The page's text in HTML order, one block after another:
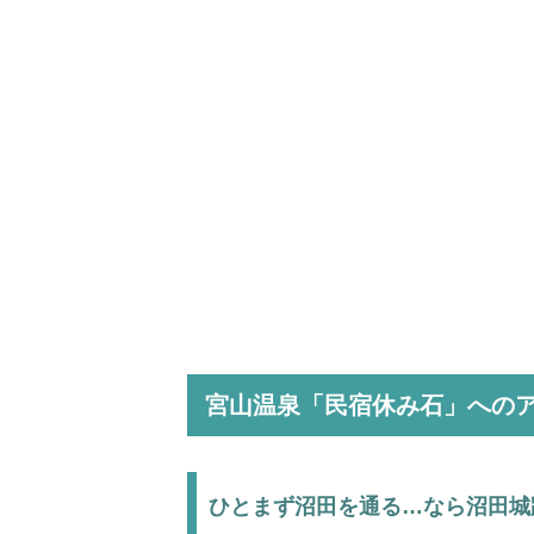
宮山温泉「民宿休み石」への
ひとまず沼田を通る…なら沼田城